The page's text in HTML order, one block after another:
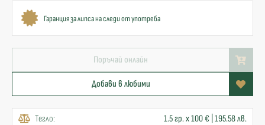
Гаранция за липса на следи от употреба
Поръчай онлайн
Добави в любими
Тегло:
1.5 гр. x 100 € | 195.58 лв.